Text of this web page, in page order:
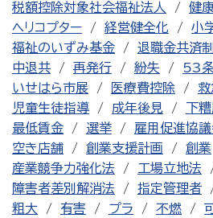
税額控除対象社会福祉法人
健
ヘリコプター
経営健全化 小
福祉のいずみ基金
退職金共済
中退共
再発行 紛失 53
いせはら市展
医療費控除
児童生徒指導
成年後見 下
最低賃金
選挙 雇用促進協
空き店舗
創業支援計画 創業
産業競争力強化法
工場立地法
障害者差別解消法
指定管理者
粗大
有害 プラ 不燃